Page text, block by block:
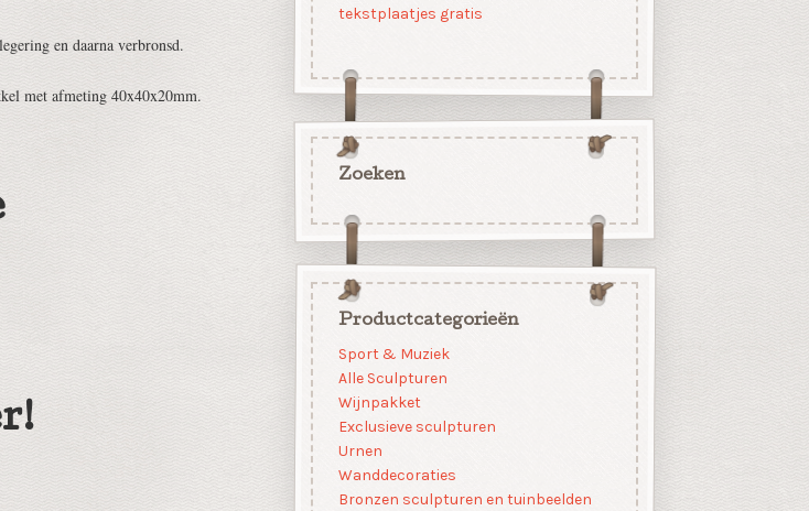
en daarna verbronsd.
met afmeting 40x40x20mm.
tekstplaatjes gratis
Zoeken
Productcategorieën
Sport & Muziek
Alle Sculpturen
Wijnpakket
Exclusieve sculpturen
Urnen
Wanddecoraties
Bronzen sculpturen en tuinbeelden